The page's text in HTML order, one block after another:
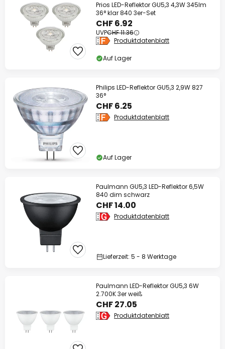
Prios LED-Reflektor GU5,3 4,3W 345lm
36° klar 840 3er-Set
CHF 6.92
UVPCHF 11.36
Produktdatenblatt
Auf Lager
Philips LED-Reflektor GU5,3 2,9W 827
36°
CHF 6.25
Produktdatenblatt
Auf Lager
Paulmann GU5,3 LED-Reflektor 6,5W
840 dim schwarz
CHF 14.00
Produktdatenblatt
Lieferzeit: 5 - 8 Werktage
Paulmann LED-Reflektor GU5,3 6W
2.700K 3er weiß
CHF 27.05
Produktdatenblatt